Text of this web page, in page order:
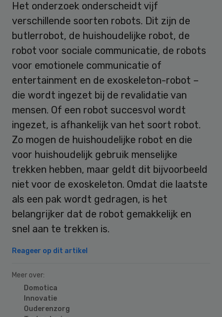
Het onderzoek onderscheidt vijf
verschillende soorten robots. Dit zijn de
butlerrobot, de huishoudelijke robot, de
robot voor sociale communicatie, de robots
voor emotionele communicatie of
entertainment en de exoskeleton-robot –
die wordt ingezet bij de revalidatie van
mensen. Of een robot succesvol wordt
ingezet, is afhankelijk van het soort robot.
Zo mogen de huishoudelijke robot en die
voor huishoudelijk gebruik menselijke
trekken hebben, maar geldt dit bijvoorbeeld
niet voor de exoskeleton. Omdat die laatste
als een pak wordt gedragen, is het
belangrijker dat de robot gemakkelijk en
snel aan te trekken is.
Reageer op dit artikel
Meer over:
Domotica
Innovatie
Ouderenzorg